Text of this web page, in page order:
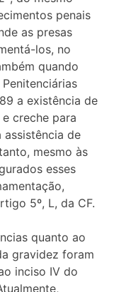
penais
as presas
los, no
quando
a existência de
creche para
assistência de
mesmo às
esses
5º, L, da CF.
quanto ao
gravidez foram
inciso IV do